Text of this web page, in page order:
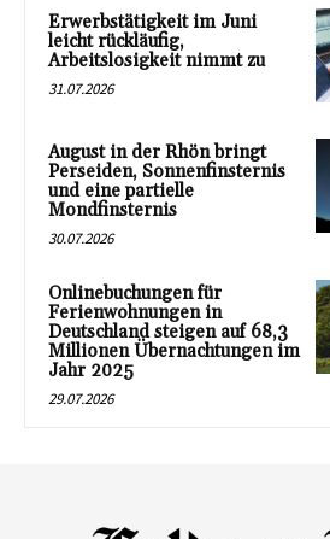
Erwerbstätigkeit im Juni
leicht rückläufig,
Arbeitslosigkeit nimmt zu
31.07.2026
August in der Rhön bringt
Perseiden, Sonnenfinsternis
und eine partielle
Mondfinsternis
30.07.2026
Onlinebuchungen für
Ferienwohnungen in
Deutschland steigen auf 68,3
Millionen Übernachtungen im
Jahr 2025
29.07.2026